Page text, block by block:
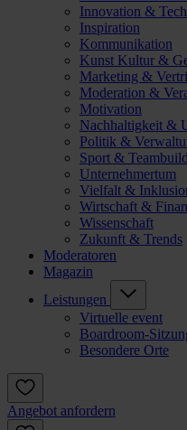
Innovation &
Inspiration
Kommunikation
Kunst Kultur &
Marketing &
Moderation &
Motivation
Nachhaltigkeit &
Politik &
Sport &
Unternehmertum
Vielfalt &
Wirtschaft &
Wissenschaft
Zukunft & Trends
Moderatoren
Magazin
Leistungen
Virtuelle event
Boardroom-
Besondere Orte
Angebot anfordern